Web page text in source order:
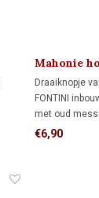
Mahonie
'klassiek'
Draaiknopje
FONTINI
met oud
€6,90